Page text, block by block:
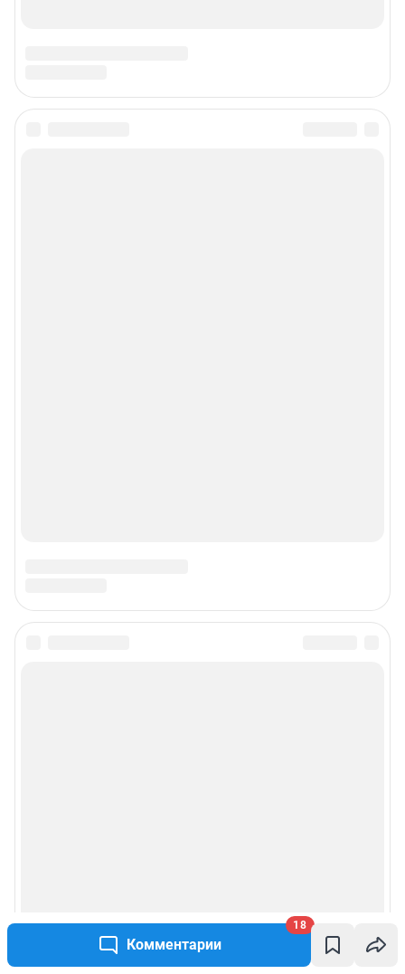
Комментарии
18